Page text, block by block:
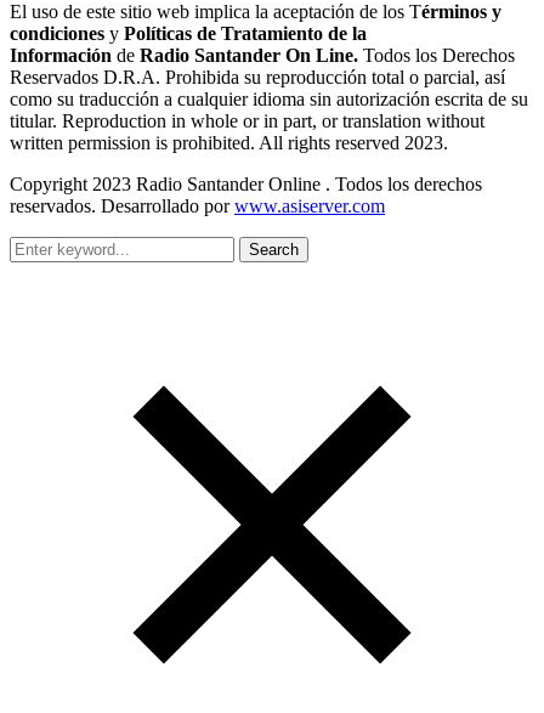
El uso de este sitio web implica la aceptación de los Términos y
condiciones y Políticas de Tratamiento de la
Información de Radio Santander On Line. Todos los Derechos
Reservados D.R.A. Prohibida su reproducción total o parcial, así
como su traducción a cualquier idioma sin autorización escrita de su
titular. Reproduction in whole or in part, or translation without
written permission is prohibited. All rights reserved 2023.
Copyright 2023 Radio Santander Online . Todos los derechos
reservados. Desarrollado porwww.asiserver.com
Search